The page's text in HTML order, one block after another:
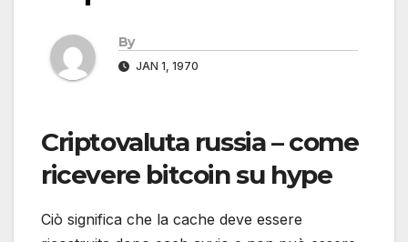
By
JAN 1, 1970
Criptovaluta russia – come
ricevere bitcoin su hype
Ciò significa che la cache deve essere